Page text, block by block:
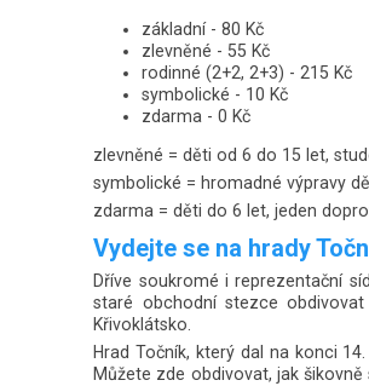
základní - 80 Kč
zlevněné - 55 Kč
rodinné (2+2, 2+3) - 215 Kč
symbolické - 10 Kč
zdarma - 0 Kč
zlevněné = děti od 6 do 15 let,
symbolické = hromadné výpravy
zdarma = děti do 6 let, jeden
Vydejte se na hrady
Dříve soukromé i reprezentační
staré obchodní stezce
Křivoklátsko.
Hrad Točník, který dal na konci
Můžete zde obdivovat, jak